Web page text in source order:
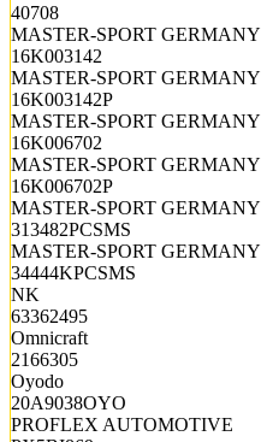
40708
MASTER-SPORT GERMANY
16K003142
MASTER-SPORT GERMANY
16K003142P
MASTER-SPORT GERMANY
16K006702
MASTER-SPORT GERMANY
16K006702P
MASTER-SPORT GERMANY
313482PCSMS
MASTER-SPORT GERMANY
34444KPCSMS
NK
63362495
Omnicraft
2166305
Oyodo
20A9038OYO
PROFLEX AUTOMOTIVE